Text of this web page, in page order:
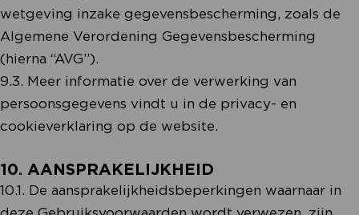
wetgeving inzake gegevensbescherming, zoals de
Algemene Verordening Gegevensbescherming
(hierna “AVG”).
9.3. Meer informatie over de verwerking van
persoonsgegevens vindt u in de privacy- en
cookieverklaring op de website.
10. AANSPRAKELIJKHEID
10.1. De aansprakelijkheidsbeperkingen waarnaar in